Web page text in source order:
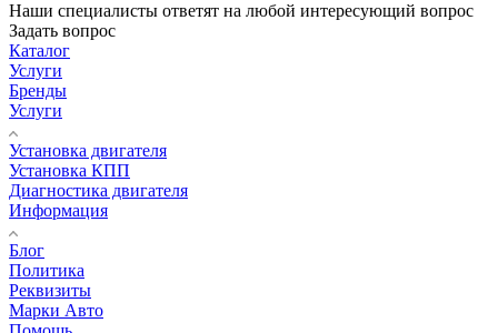
Наши специалисты ответят на любой интересующий вопрос
Задать вопрос
Каталог
Услуги
Бренды
Услуги
Установка двигателя
Установка КПП
Диагностика двигателя
Информация
Блог
Политика
Реквизиты
Марки Авто